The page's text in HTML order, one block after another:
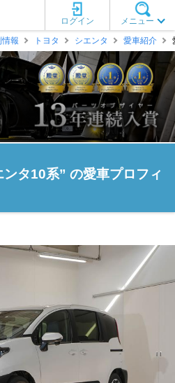
メニュー
ログイン
情報 トヨタ シエンタ 愛車紹介
ンタ10系” の愛車プロフィ